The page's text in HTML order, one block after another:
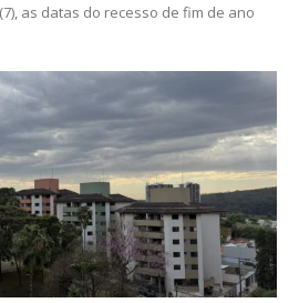
as datas do recesso de fim de ano